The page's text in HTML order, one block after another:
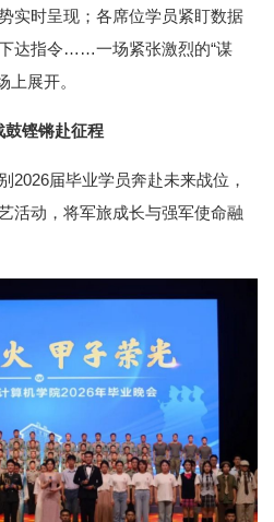
实时呈现；各席位学员紧盯数据
达指令……一场紧张激烈的“谋
上展开。
鼓铿锵赴征程
2026届毕业学员奔赴未来战位，
活动，将军旅成长与强军使命融